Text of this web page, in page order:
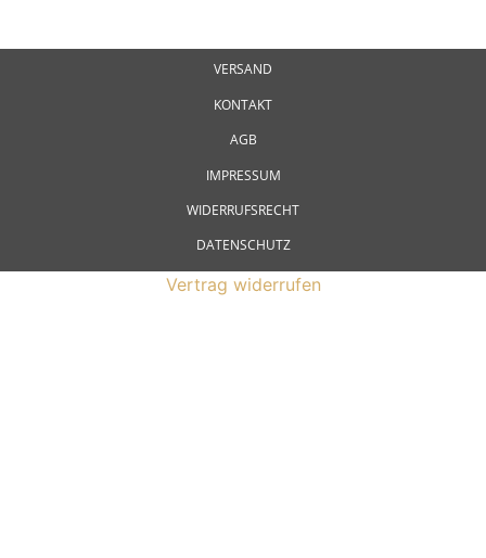
VERSAND
KONTAKT
AGB
IMPRESSUM
WIDERRUFSRECHT
DATENSCHUTZ
Vertrag widerrufen